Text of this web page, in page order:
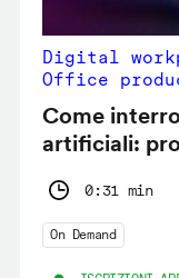
Digital
Office
Come
artificiali:
0:31 min
On Demand